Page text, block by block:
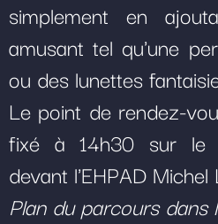
simplement en
amusant tel qu'une
ou des lunettes
Le point de rendez-
fixé à 14h30 sur le
devant l'EHPAD Michel
Plan du parcours dans